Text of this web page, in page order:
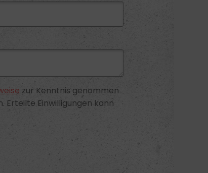
zur Kenntnis genommen
Erteilte Einwilligungen kann